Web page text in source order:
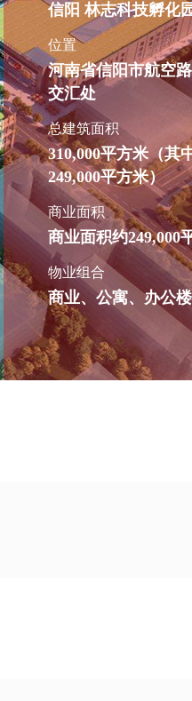
信阳 林志科技孵化
位置
河南省信阳市航空
交汇处
总建筑面积
310,000平方米（其
249,000平方米）
商业面积
商业面积约249,000
物业组合
商业、公寓、办公